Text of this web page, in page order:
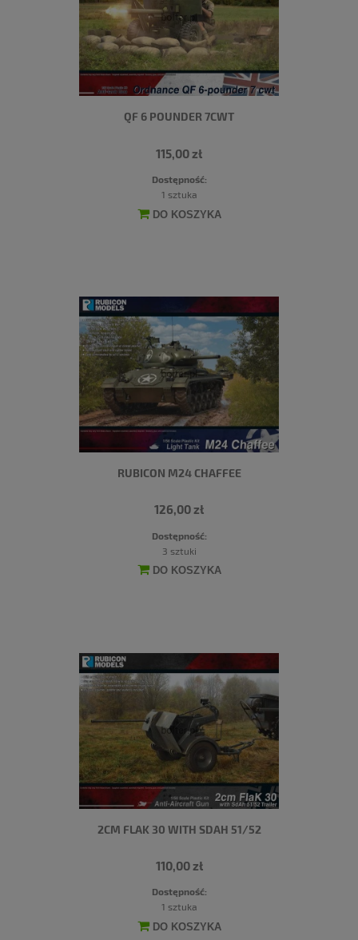
QF 6 POUNDER 7CWT
115,00 zł
Dostępność:
1 sztuka
DO KOSZYKA
RUBICON M24 CHAFFEE
126,00 zł
Dostępność:
3 sztuki
DO KOSZYKA
2CM FLAK 30 WITH SDAH 51/52
110,00 zł
Dostępność:
1 sztuka
DO KOSZYKA